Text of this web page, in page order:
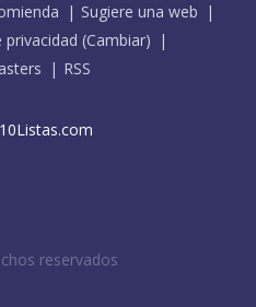
Sugiere una web
privacidad (Cambiar)
RSS
reservados